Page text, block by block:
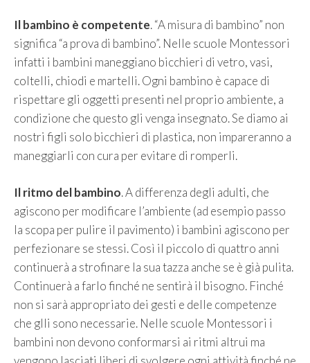
Il bambino è competente. “A misura di bambino” non
significa “a prova di bambino”. Nelle scuole Montessori
infatti i bambini maneggiano bicchieri di vetro, vasi,
coltelli, chiodi e martelli. Ogni bambino è capace di
rispettare gli oggetti presenti nel proprio ambiente, a
condizione che questo gli venga insegnato. Se diamo ai
nostri figli solo bicchieri di plastica, non impareranno a
maneggiarli con cura per evitare di romperli.
Il ritmo del bambino. A differenza degli adulti, che
agiscono per modificare l’ambiente (ad esempio passo
la scopa per pulire il pavimento) i bambini agiscono per
perfezionare se stessi. Così il piccolo di quattro anni
continuerà a strofinare la sua tazza anche se è già pulita.
Continuerà a farlo finché ne sentirà il bisogno. Finché
non si sarà appropriato dei gesti e delle competenze
che glli sono necessarie. Nelle scuole Montessori i
bambini non devono conformarsi ai ritmi altrui ma